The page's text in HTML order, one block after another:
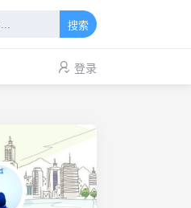
搜索
登录